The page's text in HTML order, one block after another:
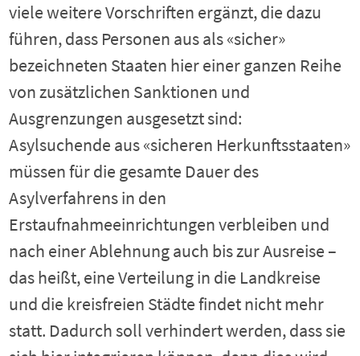
viele weitere Vorschriften ergänzt, die dazu
führen, dass Personen aus als «sicher»
bezeichneten Staaten hier einer ganzen Reihe
von zusätzlichen Sanktionen und
Ausgrenzungen ausgesetzt sind:
Asylsuchende aus «sicheren Herkunftsstaaten»
müssen für die gesamte Dauer des
Asylverfahrens in den
Erstaufnahmeeinrichtungen verbleiben und
nach einer Ablehnung auch bis zur Ausreise –
das heißt, eine Verteilung in die Landkreise
und die kreisfreien Städte findet nicht mehr
statt. Dadurch soll verhindert werden, dass sie